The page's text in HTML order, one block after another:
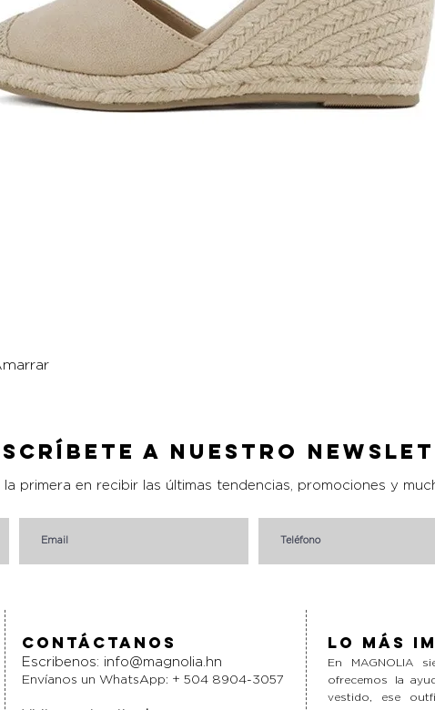
a nuestro
la primera en recibir las últimas tendencias, promociones y
Contáctanos
Escribenos: info@magnolia.hn
Envíanos un WhatsApp: + 504 8904-3057
Lo más
En MAGNOLIA
ofrecemos la
vestido, ese